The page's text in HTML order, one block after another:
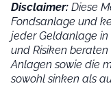
Disclaimer: Diese
Fondsanlage und
jeder Geldanlage in
und Risiken
Anlagen sowie die
sowohl sinken als